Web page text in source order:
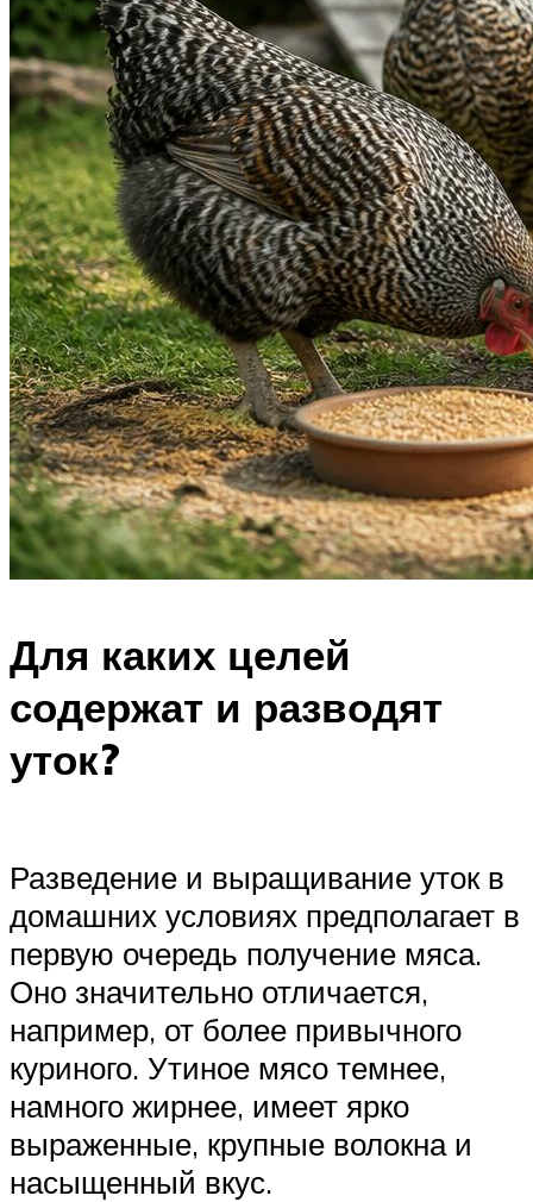
Для каких целей
содержат и разводят
уток?
Разведение и выращивание уток в
домашних условиях предполагает в
первую очередь получение мяса.
Оно значительно отличается,
например, от более привычного
куриного. Утиное мясо темнее,
намного жирнее, имеет ярко
выраженные, крупные волокна и
насыщенный вкус.